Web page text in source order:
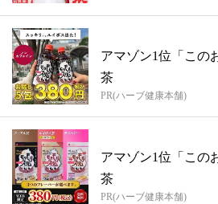
アマゾン1位「この
茶
PR(ハーブ健康本舗)
アマゾン1位「この
茶
PR(ハーブ健康本舗)